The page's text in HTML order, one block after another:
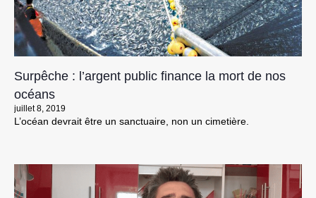
Surpêche : l’argent public finance la mort de nos
océans
juillet 8, 2019
L’océan devrait être un sanctuaire, non un cimetière.